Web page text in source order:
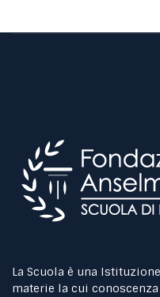
La Scuola è una
materie la cui